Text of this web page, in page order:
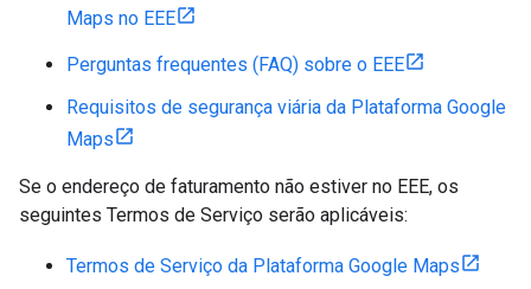
Maps no EEE
Perguntas frequentes (FAQ) sobre o EEE
Requisitos de segurança viária da Plataforma Google
Maps
Se o endereço de faturamento não estiver no EEE, os
seguintes Termos de Serviço serão aplicáveis:
Termos de Serviço da Plataforma Google Maps